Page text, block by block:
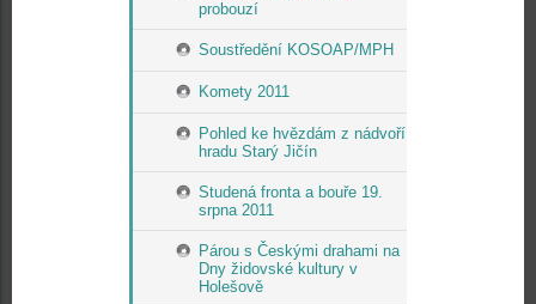
probouzí
Soustředění KOSOAP/MPH
Komety 2011
Pohled ke hvězdám z nádvoří
hradu Starý Jičín
Studená fronta a bouře 19.
srpna 2011
Párou s Českými drahami na
Dny židovské kultury v
Holešově